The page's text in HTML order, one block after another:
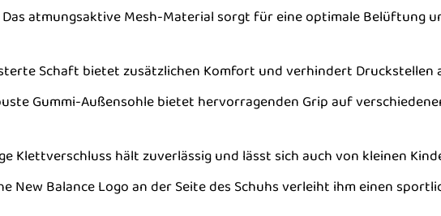
atmungsaktive Mesh-Material sorgt für eine optimale Belüftung
Schaft bietet zusätzlichen Komfort und verhindert Druckstellen
Gummi-Außensohle bietet hervorragenden Grip auf
Klettverschluss hält zuverlässig und lässt sich auch von kleinen
New Balance Logo an der Seite des Schuhs verleiht ihm einen